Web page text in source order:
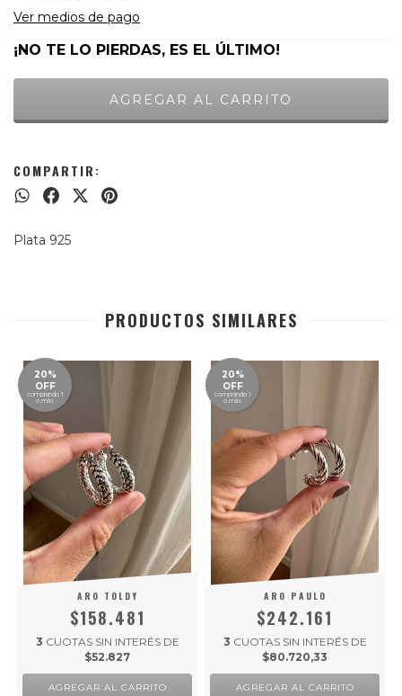
Ver medios de pago
¡NO TE LO PIERDAS, ES EL ÚLTIMO!
COMPARTIR:
Plata 925
PRODUCTOS SIMILARES
20%
OFF
comprando 1
o más
ARO TOLDY
$158.481
3 CUOTAS SIN INTERÉS DE
$52.827
20%
OFF
comprando 1
o más
ARO PAULO
$242.161
3 CUOTAS SIN INTERÉS DE
$80.720,33